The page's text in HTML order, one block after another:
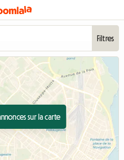
Filtres
sur la carte